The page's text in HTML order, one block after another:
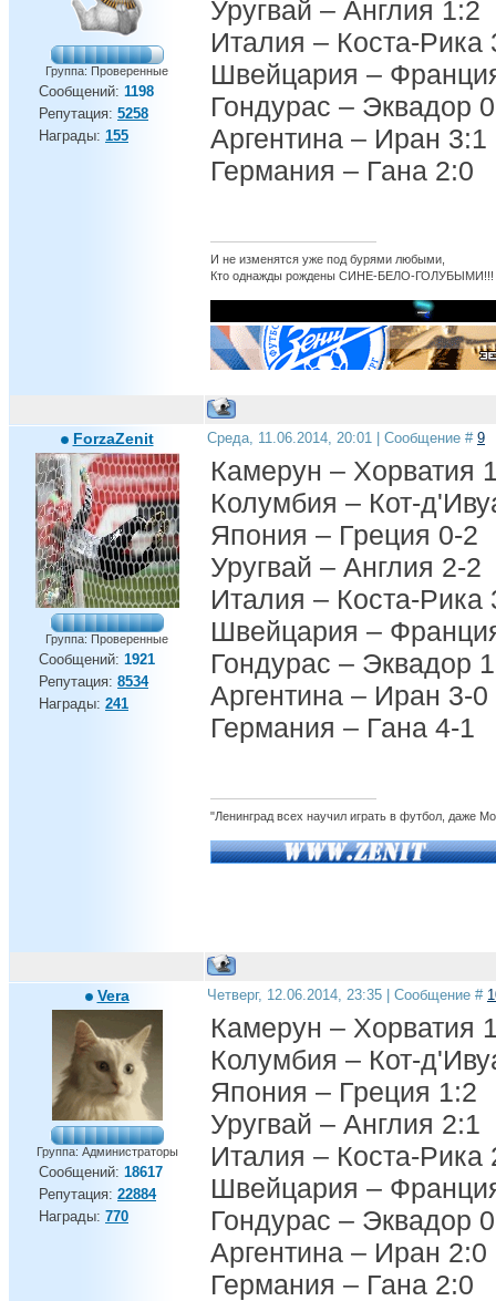
Группа: Проверенные
Сообщений: 1198
Репутация: 5258
Награды: 155
Уругвай – Англия 1:2
Италия – Коста-Рика
Швейцария –
Гондурас – Эквадор
Аргентина – Иран 3:1
Германия – Гана 2:0
И не изменятся уже под бурями любыми,
Кто однажды рождены СИНЕ-БЕЛО-ГОЛУБЫМИ!!!
ForzaZenit
Группа: Проверенные
Сообщений: 1921
Репутация: 8534
Награды: 241
Среда, 11.06.2014, 20:01 | Сообщение # 9
Камерун – Хорватия
Колумбия – Кот-
Япония – Греция 0-2
Уругвай – Англия 2-2
Италия – Коста-Рика
Швейцария –
Гондурас – Эквадор
Аргентина – Иран 3-0
Германия – Гана 4-1
"Ленинград всех научил играть в футбол, даже
Vera
Группа: Администраторы
Сообщений: 18617
Репутация: 22884
Награды: 770
Четверг, 12.06.2014, 23:35 | Сообщение #
Камерун – Хорватия
Колумбия – Кот-
Япония – Греция 1:2
Уругвай – Англия 2:1
Италия – Коста-Рика
Швейцария –
Гондурас – Эквадор
Аргентина – Иран 2:0
Германия – Гана 2:0